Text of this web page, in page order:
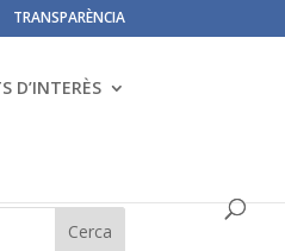
TRANSPARÈNCIA
D’INTERÈS